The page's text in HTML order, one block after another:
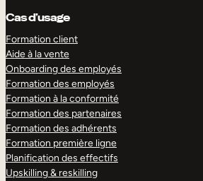
Cas d’usage
Formation client
Aide à la vente
Onboarding des employés
Formation des employés
Formation à la conformité
Formation des partenaires
Formation des adhérents
Formation première ligne
Planification des effectifs
Upskilling & reskilling